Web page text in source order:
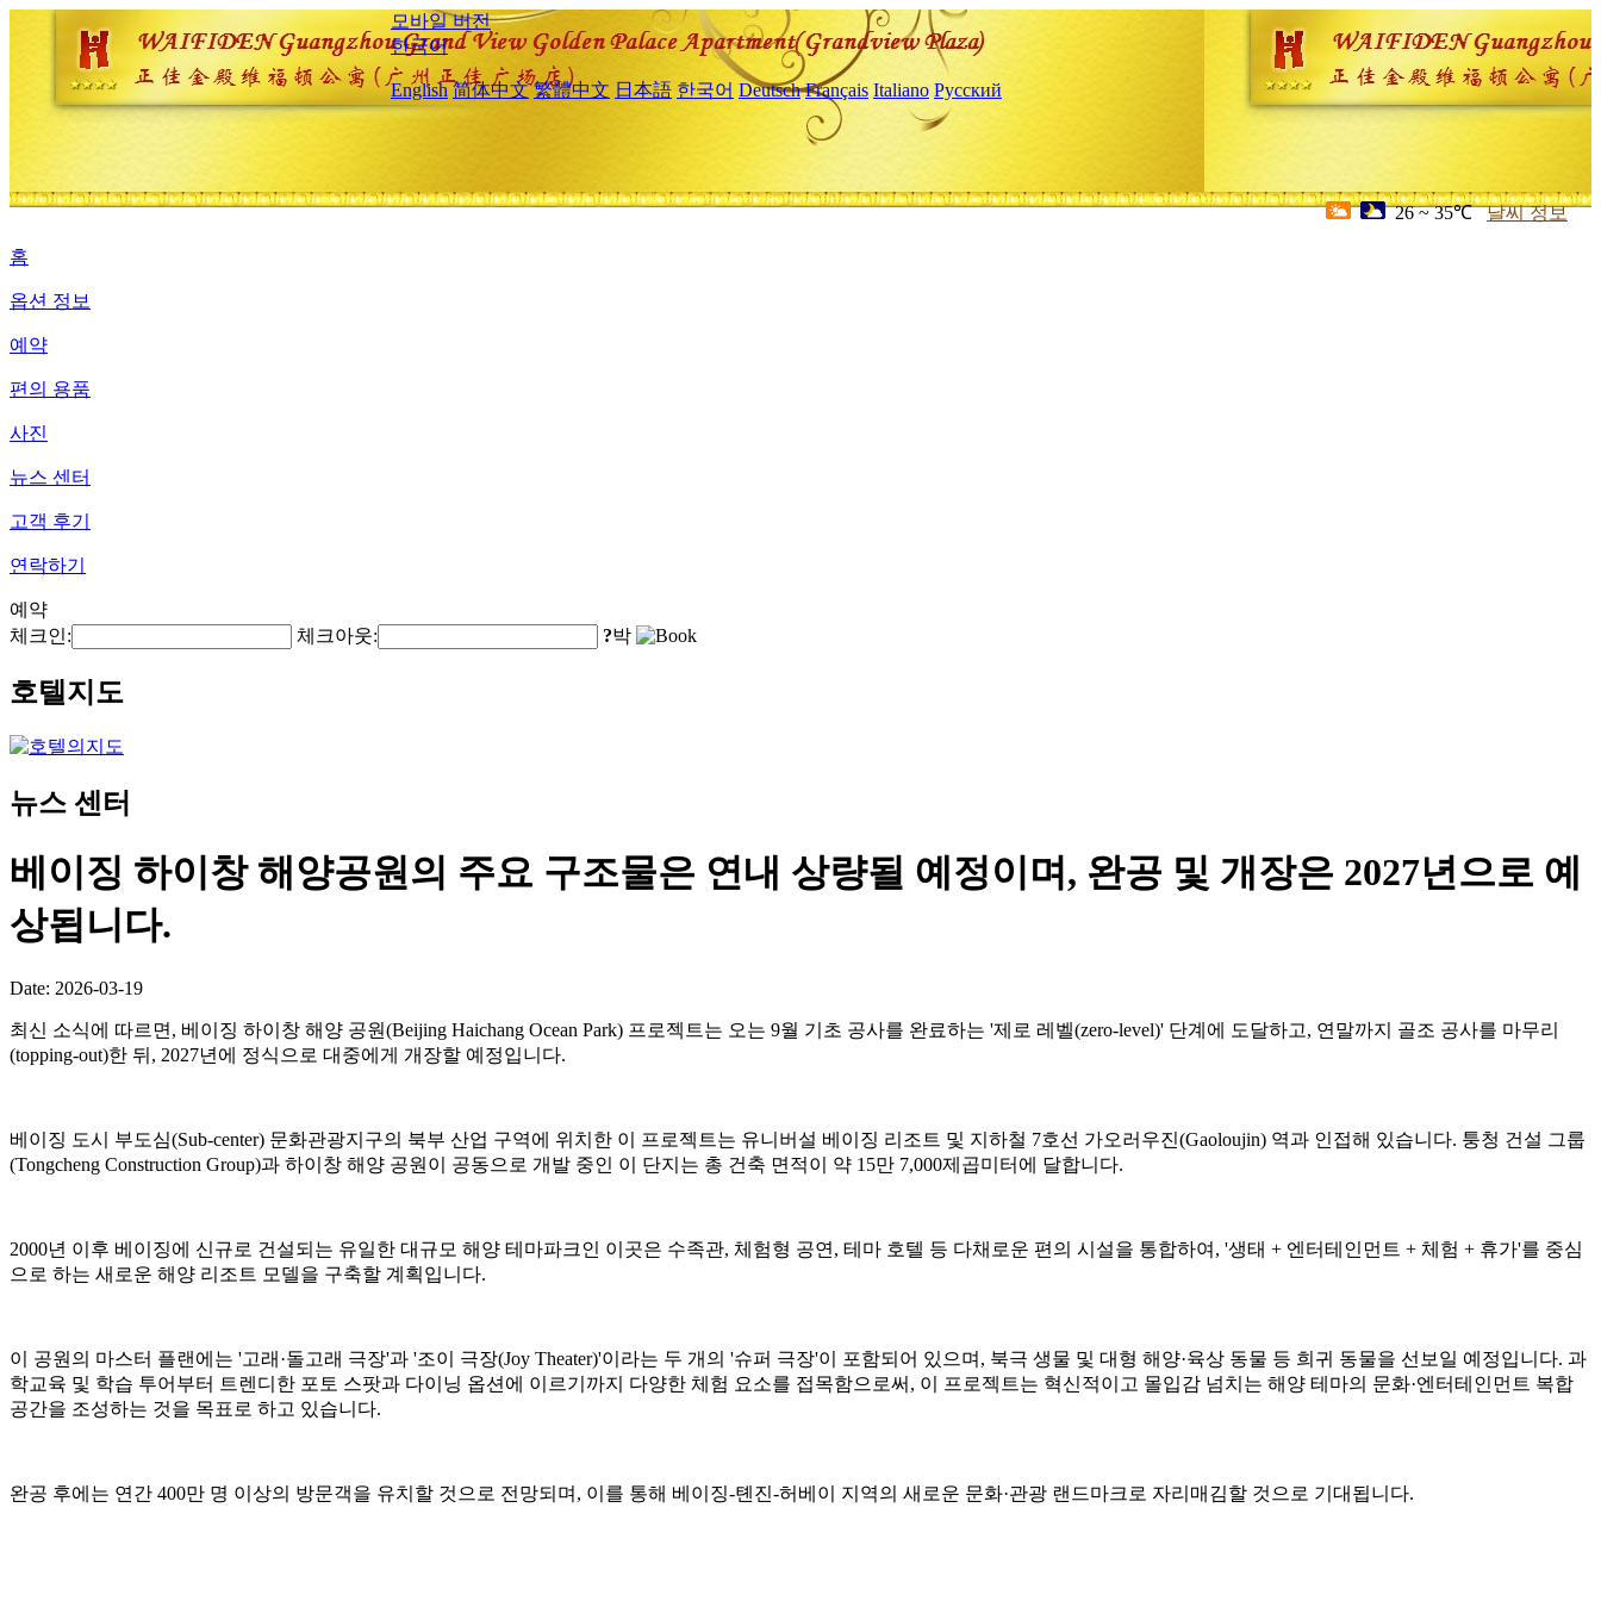
모바일 버전
한국어
English 简体中文 繁體中文 日本語 한국어 Deutsch Français Italiano Русский
26 ~ 35℃ 날씨 정보
홈
옵션 정보
예약
편의 용품
사진
뉴스 센터
고객 후기
연락하기
예약
체크인:
체크아웃: ?박
호텔지도
뉴스 센터
베이징 하이창 해양공원의 주요 구조물은 연내 상량될 예정이며, 완공 및 개장은 2027년으로 예
상됩니다.
Date: 2026-03-19
최신 소식에 따르면, 베이징 하이창 해양 공원(Beijing Haichang Ocean Park) 프로젝트는 오는 9월 기초 공사를 완료하는 '제로 레벨(zero-level)' 단계에 도달하고, 연말까지 골조 공사를 마무리
(topping-out)한 뒤, 2027년에 정식으로 대중에게 개장할 예정입니다.
베이징 도시 부도심(Sub-center) 문화관광지구의 북부 산업 구역에 위치한 이 프로젝트는 유니버설 베이징 리조트 및 지하철 7호선 가오러우진(Gaoloujin) 역과 인접해 있습니다. 퉁청 건설 그룹
(Tongcheng Construction Group)과 하이창 해양 공원이 공동으로 개발 중인 이 단지는 총 건축 면적이 약 15만 7,000제곱미터에 달합니다.
2000년 이후 베이징에 신규로 건설되는 유일한 대규모 해양 테마파크인 이곳은 수족관, 체험형 공연, 테마 호텔 등 다채로운 편의 시설을 통합하여, '생태 + 엔터테인먼트 + 체험 + 휴가'를 중심
으로 하는 새로운 해양 리조트 모델을 구축할 계획입니다.
이 공원의 마스터 플랜에는 '고래·돌고래 극장'과 '조이 극장(Joy Theater)'이라는 두 개의 '슈퍼 극장'이 포함되어 있으며, 북극 생물 및 대형 해양·육상 동물 등 희귀 동물을 선보일 예정입니다. 과
학교육 및 학습 투어부터 트렌디한 포토 스팟과 다이닝 옵션에 이르기까지 다양한 체험 요소를 접목함으로써, 이 프로젝트는 혁신적이고 몰입감 넘치는 해양 테마의 문화·엔터테인먼트 복합
공간을 조성하는 것을 목표로 하고 있습니다.
완공 후에는 연간 400만 명 이상의 방문객을 유치할 것으로 전망되며, 이를 통해 베이징-톈진-허베이 지역의 새로운 문화·관광 랜드마크로 자리매김할 것으로 기대됩니다.